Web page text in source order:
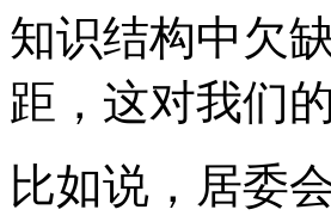
知识结构中欠
距，这对我们
比如说，居委